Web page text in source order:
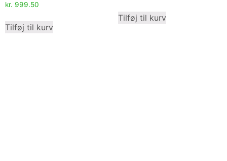
kr. 999.50
Tilføj til kurv
Tilføj til kurv